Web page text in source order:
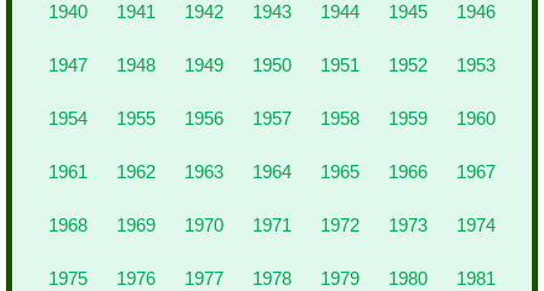
1940 1941 1942 1943 1944 1945 1946
1947 1948 1949 1950 1951 1952 1953
1954 1955 1956 1957 1958 1959 1960
1961 1962 1963 1964 1965 1966 1967
1968 1969 1970 1971 1972 1973 1974
1975 1976 1977 1978 1979 1980 1981